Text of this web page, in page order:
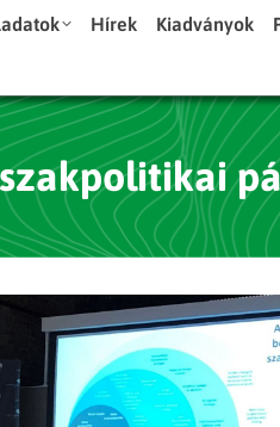
Hírek Kiadványok